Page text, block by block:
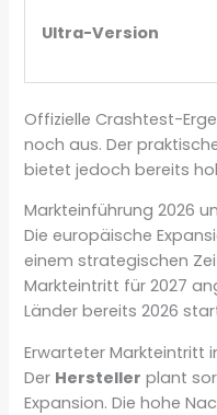
Ultra-Version
Offizielle Crashtest-
noch aus. Der
bietet jedoch bereits
Markteinführung 2026
Die europäische
einem strategischen
Markteintritt für 2027
Länder bereits 2026
Erwarteter Markteintritt
Der Hersteller plant
Expansion. Die hohe